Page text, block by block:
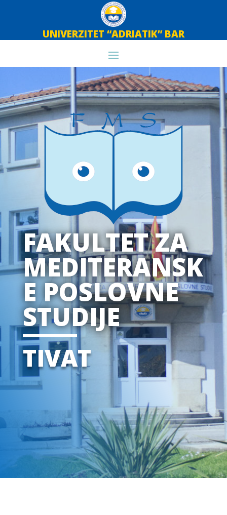
UNIVERZITET “ADRIATIK” BAR
FAKULTET ZA
MEDITERANSK
E POSLOVNE
STUDIJE
TIVAT